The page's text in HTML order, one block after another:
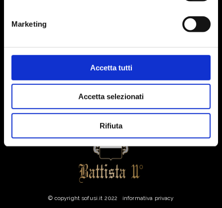
Marketing
Accetta tutti
Accetta selezionati
Rifiuta
Via Lignano Sabbiadoro, 16 ,33050 Pertegada di
Latisana (UD)
© copyright sofusi.it 2022 informativa privacy